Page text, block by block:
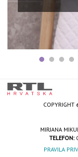
COPYRIGHT
MIRJANA
TELEFON:
PRAVILA